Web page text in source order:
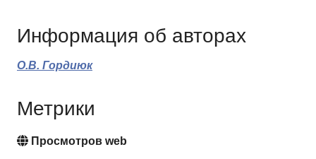
Информация об авторах
О.В. Гордиюк
Метрики
Просмотров web